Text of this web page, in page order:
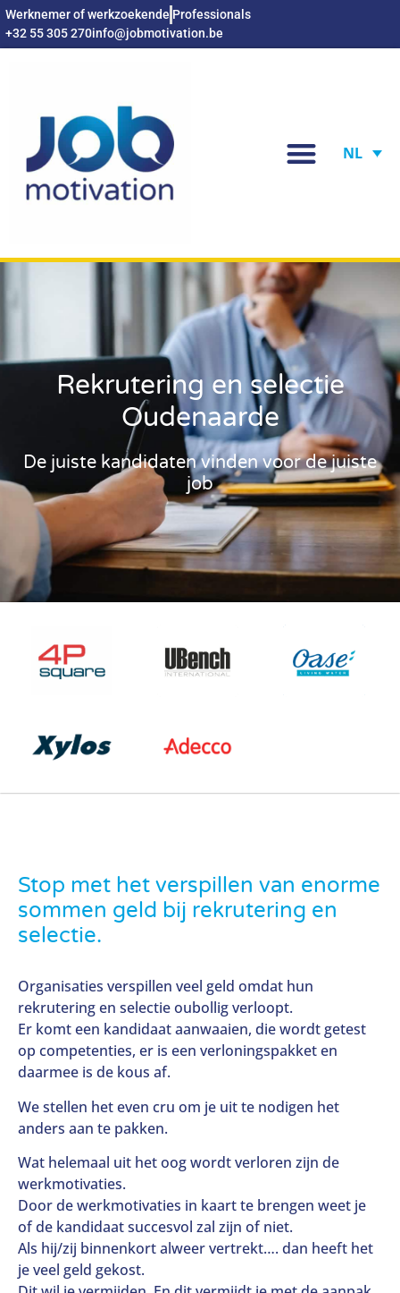
Werknemer of werkzoekende Professionals
+32 55 305 270info@jobmotivation.be
NL
Rekrutering en selectie
Oudenaarde
De juiste kandidaten vinden voor de juiste
job
Stop met het verspillen van enorme
sommen geld bij rekrutering en
selectie.
Organisaties verspillen veel geld omdat hun
rekrutering en selectie oubollig verloopt.
Er komt een kandidaat aanwaaien, die wordt getest
op competenties, er is een verloningspakket en
daarmee is de kous af.
We stellen het even cru om je uit te nodigen het
anders aan te pakken.
Wat helemaal uit het oog wordt verloren zijn de
werkmotivaties.
Door de werkmotivaties in kaart te brengen weet je
of de kandidaat succesvol zal zijn of niet.
Als hij/zij binnenkort alweer vertrekt…. dan heeft het
je veel geld gekost.